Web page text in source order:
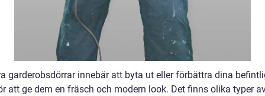
garderobsdörrar innebär att byta ut eller förbättra dina
att ge dem en fräsch och modern look. Det finns olika typer